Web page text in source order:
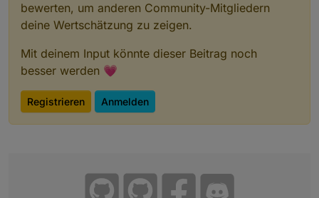
bewerten, um anderen Community-Mitgliedern
deine Wertschätzung zu zeigen.
Mit deinem Input könnte dieser Beitrag noch
besser werden 💗
Registrieren Anmelden